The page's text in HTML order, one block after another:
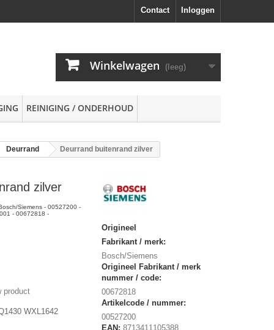
Inloggen
Contact
Winkelwagen (leeg)
REINIGING / ONDERHOUD
Deurrand Deurrand buitenrand zilver
zilver
Siemens - 00527200 -
- 00672818 -
product
WXL1642
Origineel
Fabrikant / merk:
Bosch/Siemens
Origineel Fabrikant / merk
nummer / code:
00672818
Artikelcode / nummer:
00527200
EAN: 8713411105388